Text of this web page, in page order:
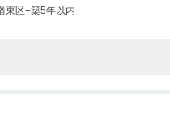
東区+築5年以内